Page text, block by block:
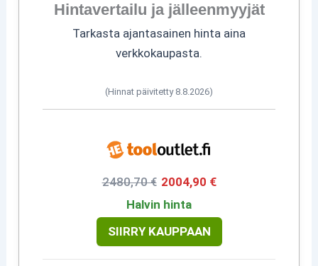
Hintavertailu ja jälleenmyyjät
Tarkasta ajantasainen hinta aina
verkkokaupasta.
(Hinnat päivitetty 8.8.2026)
2480,70 € 2004,90 €
Halvin hinta
SIIRRY KAUPPAAN